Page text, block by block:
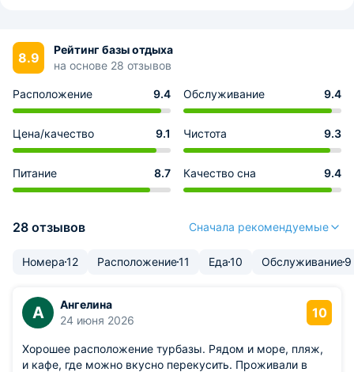
8.9
Рейтинг базы отдыха
на основе 28 отзывов
Расположение 9.4 Обслуживание 9.4
Цена/качество 9.1 Чистота 9.3
Питание 8.7 Качество сна 9.4
28 отзывов Сначала рекомендуемые
Номера12 Расположение11 Еда10 Обслуживание9
А
Ангелина
24 июня 2026
10
Хорошее расположение турбазы. Рядом и море, пляж,
и кафе, где можно вкусно перекусить. Проживали в